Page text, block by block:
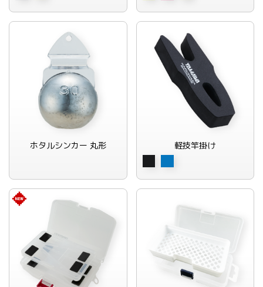
ホタルシンカー 丸形 軽技竿掛け